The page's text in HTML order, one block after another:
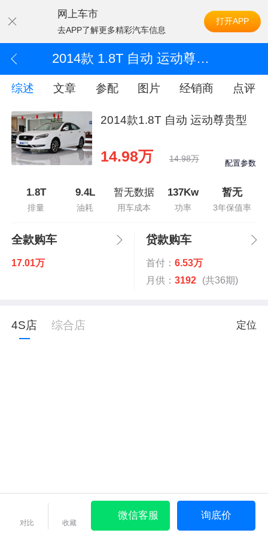
网上车市
去APP了解更多精彩汽车信息
打开APP
2014款 1.8T 自动 运动尊贵型
综述 文章 参配 图片 经销商 点评
2014款1.8T 自动 运动尊贵型
14.98万 14.98万 配置参数
1.8T
排量
9.4L
油耗
暂无数据
用车成本
137Kw
功率
暂无
3年保值率
全款购车
17.01万
贷款购车
首付： 6.53万
月供： 3192 (共36期)
4S店 综合店 定位
对比 收藏
微信客服 询底价